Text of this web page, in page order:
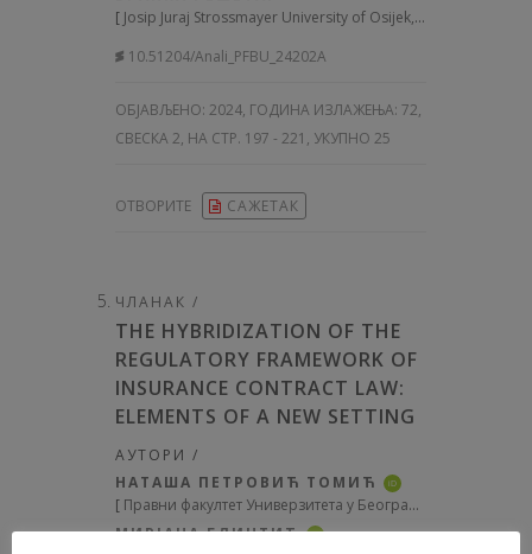
[ Josip Juraj Strossmayer University of Osijek, Faculty of Law, Croatia
10.51204/Anali_PFBU_24202A
ОБЈАВЉЕНО: 2024, ГОДИНА ИЗЛАЖЕЊА: 72,
СВЕСКА 2, НА СТР. 197 - 221, УКУПНО 25
ОТВОРИТЕ САЖЕТАК
ЧЛАНАК /
THE HYBRIDIZATION OF THE
REGULATORY FRAMEWORK OF
INSURANCE CONTRACT LAW:
ELEMENTS OF A NEW SETTING
АУТОРИ /
НАТАША ПЕТРОВИЋ ТОМИЋ
iD
[ Правни факултет Универзитета у Београду, Србија
МИРЈАНА ГЛИНТИЋ
iD